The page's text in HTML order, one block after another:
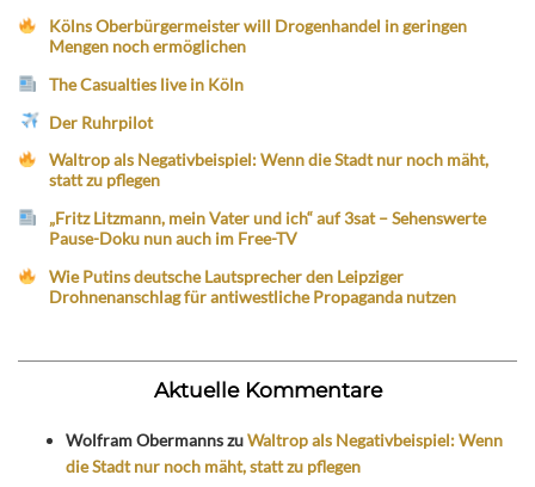
Kölns Oberbürgermeister will Drogenhandel in geringen
Mengen noch ermöglichen
The Casualties live in Köln
Der Ruhrpilot
Waltrop als Negativbeispiel: Wenn die Stadt nur noch mäht,
statt zu pflegen
„Fritz Litzmann, mein Vater und ich“ auf 3sat – Sehenswerte
Pause-Doku nun auch im Free-TV
Wie Putins deutsche Lautsprecher den Leipziger
Drohnenanschlag für antiwestliche Propaganda nutzen
Aktuelle Kommentare
Wolfram ObermannszuWaltrop als Negativbeispiel: Wenn
die Stadt nur noch mäht, statt zu pflegen